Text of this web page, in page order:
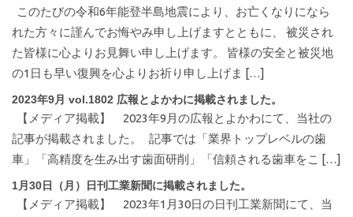
このたびの令和6年能登半島地震により、お亡くなりになら
れた方々に謹んでお悔やみ申し上げますとともに、 被災され
た皆様に心よりお見舞い申し上げます。 皆様の安全と被災地
の1日も早い復興を心よりお祈り申し上げま […]
2023年9月 vol.1802 広報とよかわに掲載されました。
【メディア掲載】 2023年9月の広報とよかわにて、当社の
記事が掲載されました。 記事では「業界トップレベルの歯
車」「高精度を生み出す歯面研削」「信頼される歯車をこ […]
1月30日（月）日刊工業新聞に掲載されました。
【メディア掲載】 2023年1月30日の日刊工業新聞にて、当